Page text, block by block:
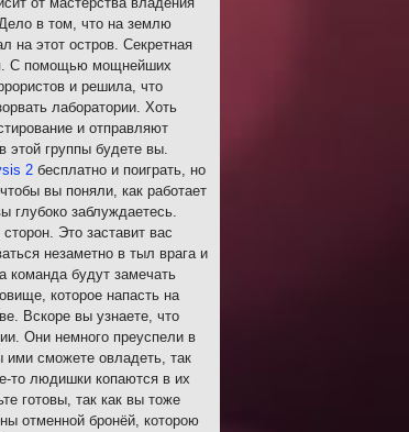
в том, что на землю
на этот остров. Секретная
С помощью мощнейших
и решила, что
лаборатории. Хоть
и отправляют
этой группы будете вы.
2 бесплатно и поиграть, но
вы поняли, как работает
глубоко заблуждаетесь.
Это заставит вас
незаметно в тыл врага и
команда будут замечать
которое напасть на
Вскоре вы узнаете, что
Они немного преуспели в
ими сможете овладеть, так
то людишки копаются в их
готовы, так как вы тоже
отменной бронёй, которою